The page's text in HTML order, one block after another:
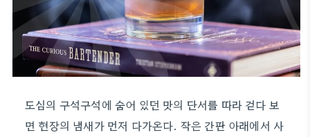
도심의 구석구석에 숨어 있던 맛의 단서를 따라 걷다 보
면 현장의 냄새가 먼저 다가온다. 작은 간판 아래에서 사